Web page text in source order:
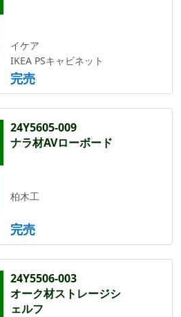
イケア
IKEA PSキャビネット
完売
24Y5605-009
ナラ材AVローボード
柏木工
完売
24Y5506-003
オーク材ストレージシ
ェルフ